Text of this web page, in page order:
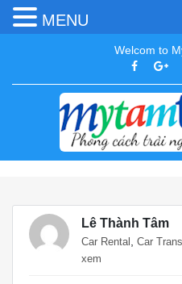
Welcom to
Lê Thành Tâm
Car Rental Car
xem
MENU